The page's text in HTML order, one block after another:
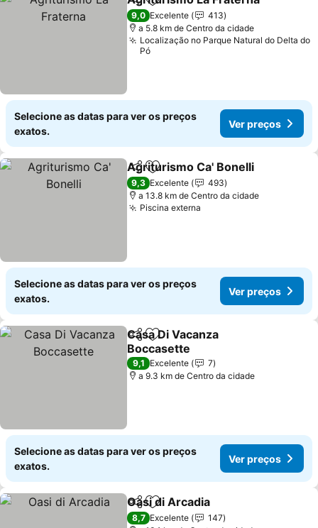
PartilharAdicionar aos favoritos
9,0 Excelente
413
a 5.8 km de Centro da cidade
Localização no Parque Natural do Delta do
Pó
Selecione as datas para ver os preços
exatos.
Ver preços
PartilharAdicionar aos favoritos
Agriturismo Ca' Bonelli
9,3 Excelente
493
a 13.8 km de Centro da cidade
Piscina externa
Selecione as datas para ver os preços
exatos.
Ver preços
PartilharAdicionar aos favoritos
Casa Di Vacanza
Boccasette
9,1 Excelente
7
a 9.3 km de Centro da cidade
Selecione as datas para ver os preços
exatos.
Ver preços
PartilharAdicionar aos favoritos
Oasi di Arcadia
8,7 Excelente
147